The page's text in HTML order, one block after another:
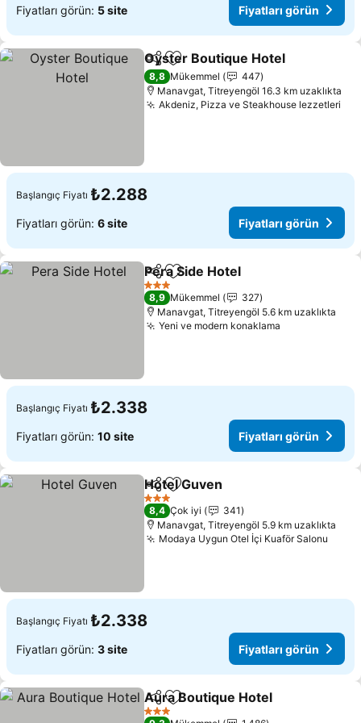
Fiyatları görün: 5 site Fiyatları görün
PaylaşFavorilerime ekle
Oyster Boutique Hotel
8,8 Mükemmel
447
Manavgat, Titreyengöl 16.3 km uzaklıkta
Akdeniz, Pizza ve Steakhouse lezzetleri
Başlangıç Fiyatı ₺2.288
Fiyatları görün: 6 site Fiyatları görün
PaylaşFavorilerime ekle
Pera Side Hotel
3 Yıldız
8,9 Mükemmel
327
Manavgat, Titreyengöl 5.6 km uzaklıkta
Yeni ve modern konaklama
Başlangıç Fiyatı ₺2.338
Fiyatları görün: 10 site Fiyatları görün
PaylaşFavorilerime ekle
Hotel Guven
3 Yıldız
8,4 Çok iyi
341
Manavgat, Titreyengöl 5.9 km uzaklıkta
Modaya Uygun Otel İçi Kuaför Salonu
Başlangıç Fiyatı ₺2.338
Fiyatları görün: 3 site Fiyatları görün
PaylaşFavorilerime ekle
Aura Boutique Hotel
3 Yıldız